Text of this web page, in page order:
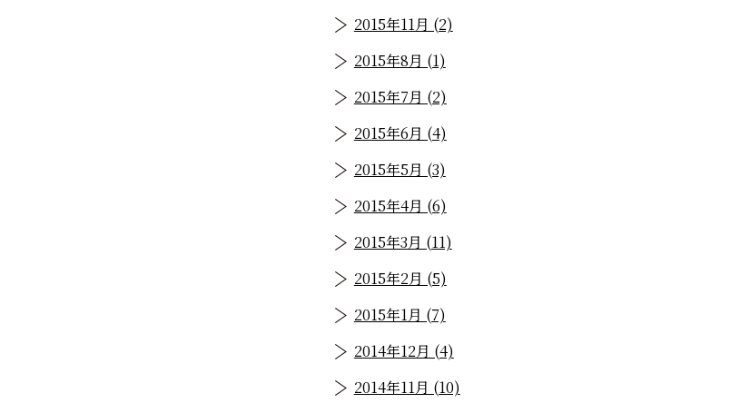
2015年11月 (2)
2015年8月 (1)
2015年7月 (2)
2015年6月 (4)
2015年5月 (3)
2015年4月 (6)
2015年3月 (11)
2015年2月 (5)
2015年1月 (7)
2014年12月 (4)
2014年11月 (10)